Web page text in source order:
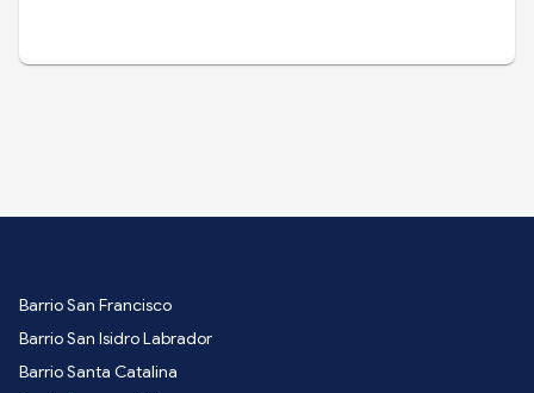
Barrio San Francisco
Barrio San Isidro Labrador
Barrio Santa Catalina